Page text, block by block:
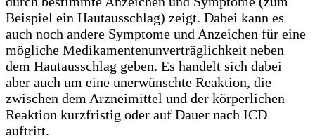
Beispiel ein Hautausschlag) zeigt. Dabei kann es
auch noch andere Symptome und Anzeichen für eine
mögliche Medikamentenunverträglichkeit neben
dem Hautausschlag geben. Es handelt sich dabei
aber auch um eine unerwünschte Reaktion, die
zwischen dem Arzneimittel und der körperlichen
Reaktion kurzfristig oder auf Dauer nach ICD
auftritt.